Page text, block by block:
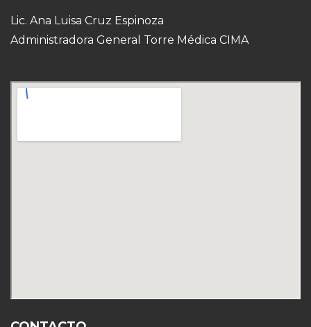
Lic. Ana Luisa Cruz Espinoza
Administradora General Torre Médica CIMA